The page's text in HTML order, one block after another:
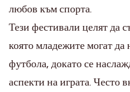
любов към спорта.
Тези фестивали целят да
която младежите могат да
футбола, докато се
аспекти на играта. Често